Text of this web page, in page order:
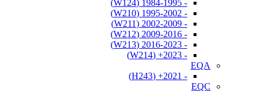
- 1984-1995 (W124)
- 1995-2002 (W210)
- 2002-2009 (W211)
- 2009-2016 (W212)
- 2016-2023 (W213)
- 2023+ (W214)
EQA
- 2021+ (H243)
EQC